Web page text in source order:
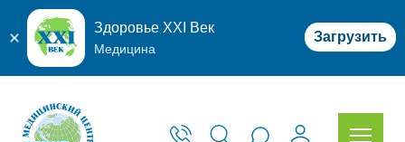
Здоровье XXI Век
Медицина
Загрузить